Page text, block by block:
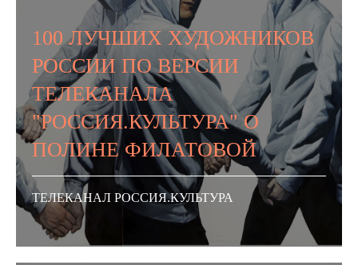
100 ЛУЧШИХ ХУДОЖНИКОВ
РОССИИ ПО ВЕРСИИ
ТЕЛЕКАНАЛА
"РОССИЯ.КУЛЬТУРА" О
ПОЛИНЕ ФИЛАТОВОЙ
ТЕЛЕКАНАЛ РОССИЯ.КУЛЬТУРА